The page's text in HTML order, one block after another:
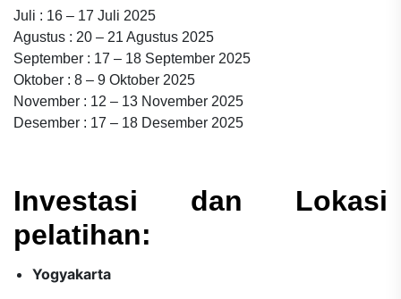
Juli : 16 – 17 Juli 2025
Agustus : 20 – 21 Agustus 2025
September : 17 – 18 September 2025
Oktober : 8 – 9 Oktober 2025
November : 12 – 13 November 2025
Desember : 17 – 18 Desember 2025
Investasi dan Lokasi
pelatihan:
Yogyakarta